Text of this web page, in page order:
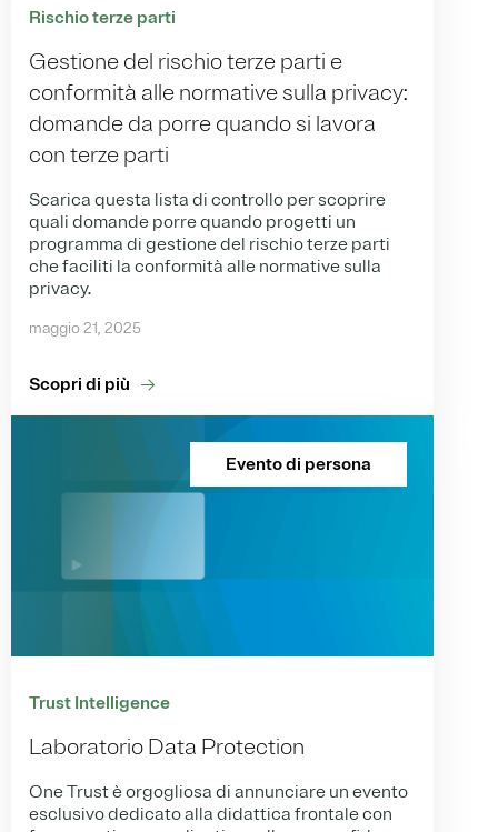
Rischio terze parti
Gestione del rischio terze parti e
conformità alle normative sulla privacy:
domande da porre quando si lavora
con terze parti
Scarica questa lista di controllo per scoprire
quali domande porre quando progetti un
programma di gestione del rischio terze parti
che faciliti la conformità alle normative sulla
privacy.
maggio 21, 2025
Scopri di più
Evento di persona
Trust Intelligence
Laboratorio Data Protection
One Trust è orgogliosa di annunciare un evento
esclusivo dedicato alla didattica frontale con